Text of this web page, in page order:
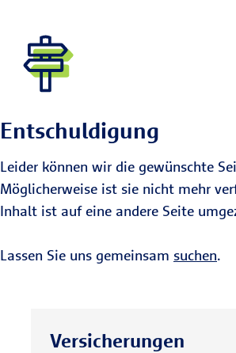
Entschuldigung
Leider können wir die gewünschte
Möglicherweise ist sie nicht mehr
Inhalt ist auf eine andere Seite
Lassen Sie uns gemeinsam suchen.
Versicherungen